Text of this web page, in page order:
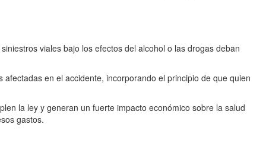
viales bajo los efectos del alcohol o las drogas deban
en el accidente, incorporando el principio de que quien
la ley y generan un fuerte impacto económico sobre la salud
gastos.